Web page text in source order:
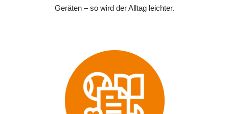
Geräten – so wird der Alltag leichter.